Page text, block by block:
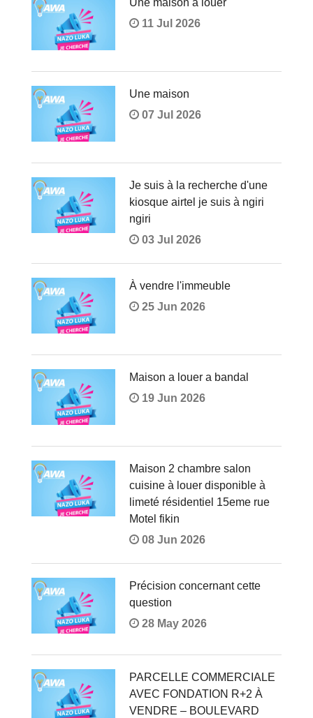
Une maison à louer
11 Jul 2026
Une maison
07 Jul 2026
Je suis à la recherche d'une
kiosque airtel je suis à ngiri
ngiri
03 Jul 2026
À vendre l'immeuble
25 Jun 2026
Maison a louer a bandal
19 Jun 2026
Maison 2 chambre salon
cuisine à louer disponible à
limeté résidentiel 15eme rue
Motel fikin
08 Jun 2026
Précision concernant cette
question
28 May 2026
PARCELLE COMMERCIALE
AVEC FONDATION R+2 À
VENDRE – BOULEVARD